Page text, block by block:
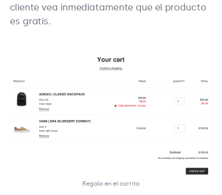
cliente vea inmediatamente que el producto
es gratis.
Regalo en el carrito